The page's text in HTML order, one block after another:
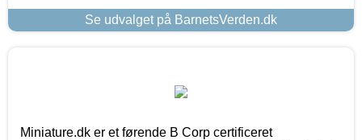
Se udvalget på BarnetsVerden.dk
Miniature.dk er et førende B Corp certificeret